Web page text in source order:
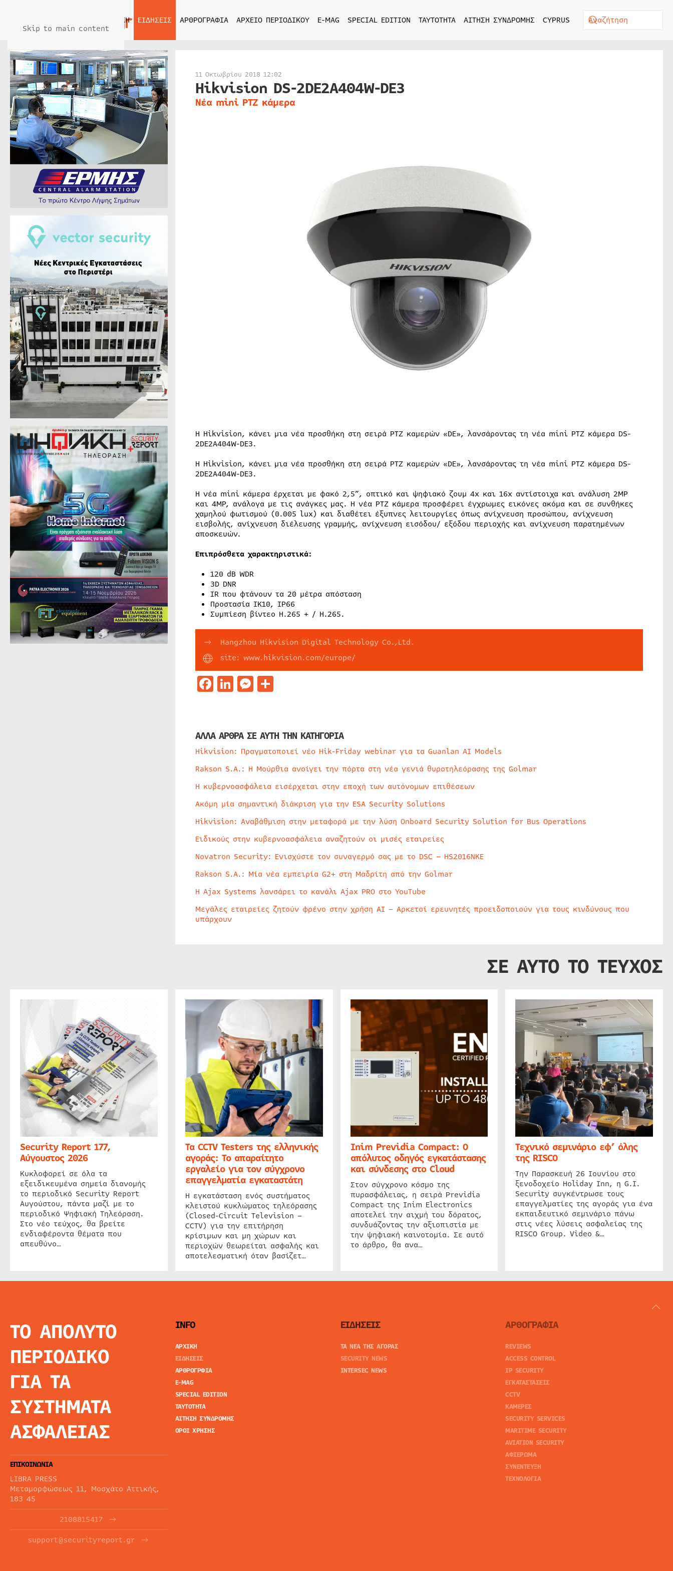
Skip to main content
ΑΡΧΙΚΗ ΕΙΔΗΣΕΙΣ ΑΡΘΡΟΓΡΑΦΙΑ ΑΡΧΕΙΟ ΠΕΡΙΟΔΙΚΟΥ E-MAG SPECIAL EDITION ΤΑΥΤΟΤΗΤΑ ΑΙΤΗΣΗ ΣΥΝΔΡΟΜΗΣ CYPRUS
11 Οκτωβρίου 2018 12:02
Hikvision DS-2DE2A404W-DE3
Νέα mini PTZ κάμερα
Η Hikvision, κάνει μια νέα προσθήκη στη σειρά PTZ καμερών «DE», λανσάροντας τη νέα mini PTZ κάμερα DS-
2DE2A404W-DE3.
Η Hikvision, κάνει μια νέα προσθήκη στη σειρά PTZ καμερών «DE», λανσάροντας τη νέα mini PTZ κάμερα DS-
2DE2A404W-DE3.
Η νέα mini κάμερα έρχεται με φακό 2,5”, οπτικό και ψηφιακό ζουμ 4x και 16x αντίστοιχα και ανάλυση 2MP
και 4MP, ανάλογα με τις ανάγκες μας. Η νέα PTZ κάμερα προσφέρει έγχρωμες εικόνες ακόμα και σε συνθήκες
χαμηλού φωτισμού (0.005 lux) και διαθέτει έξυπνες λειτουργίες όπως ανίχνευση προσώπου, ανίχνευση
εισβολής, ανίχνευση διέλευσης γραμμής, ανίχνευση εισόδου/ εξόδου περιοχής και ανίχνευση παρατημένων
αποσκευών.
Επιπρόσθετα χαρακτηριστικά:
120 dB WDR
3D DNR
IR που φτάνουν τα 20 μέτρα απόσταση
Προστασία IK10, IP66
Συμπίεση βίντεο H.265 + / H.265.
Hangzhou Hikvision Digital Technology Co.,Ltd.
site: www.hikvision.com/europe/
Facebook
LinkedIn
Messenger
Μοιραστείτε
ΑΛΛΑ ΑΡΘΡΑ ΣΕ ΑΥΤΗ ΤΗΝ ΚΑΤΗΓΟΡΙΑ
Hikvision: Πραγματοποιεί νέο Hik-Friday webinar για τα Guanlan AI Models
Rakson S.A.: Η Μούρθια ανοίγει την πόρτα στη νέα γενιά θυροτηλεόρασης της Golmar
Η κυβερνοασφάλεια εισέρχεται στην εποχή των αυτόνομων επιθέσεων
Ακόμη μία σημαντική διάκριση για την ESA Security Solutions
Hikvision: Αναβάθμιση στην μεταφορά με την λύση Onboard Security Solution for Bus Operations
Ειδικούς στην κυβερνοασφάλεια αναζητούν οι μισές εταιρείες
Novatron Security: Ενισχύστε τον συναγερμό σας με το DSC – HS2016NKE
Rakson S.A.: Μία νέα εμπειρία G2+ στη Μαδρίτη από την Golmar
Η Ajax Systems λανσάρει το κανάλι Ajax PRO στο YouTube
Μεγάλες εταιρείες ζητούν φρένο στην χρήση AI – Αρκετοί ερευνητές προειδοποιούν για τους κινδύνους που
υπάρχουν
ΣΕ ΑΥΤΟ ΤΟ ΤΕΥΧΟΣ
Security Report 177,
Αύγουστος 2026
Κυκλοφορεί σε όλα τα
εξειδικευμένα σημεία διανομής
το περιοδικό Security Report
Αυγούστου, πάντα μαζί με το
περιοδικό Ψηφιακή Τηλεόραση.
Στο νέο τεύχος, θα βρείτε
ενδιαφέροντα θέματα που
απευθύνο…
Τα CCTV Testers της ελληνικής
αγοράς: Το απαραίτητο
εργαλείο για τον σύγχρονο
επαγγελματία εγκαταστάτη
Η εγκατάσταση ενός συστήματος
κλειστού κυκλώματος τηλεόρασης
(Closed-Circuit Television –
CCTV) για την επιτήρηση
κρίσιμων και μη χώρων και
περιοχών θεωρείται ασφαλής και
αποτελεσματική όταν βασίζετ…
Inim Previdia Compact: Ο
απόλυτος οδηγός εγκατάστασης
και σύνδεσης στο Cloud
Στον σύγχρονο κόσμο της
πυρασφάλειας, η σειρά Previdia
Compact της Inim Electronics
αποτελεί την αιχμή του δόρατος,
συνδυάζοντας την αξιοπιστία με
την ψηφιακή καινοτομία. Σε αυτό
το άρθρο, θα ανα…
Τεχνικό σεμινάριο εφ’ όλης
της RISCO
Την Παρασκευή 26 Ιουνίου στο
ξενοδοχείο Holiday Inn, η G.I.
Security συγκέντρωσε τους
επαγγελματίες της αγοράς για ένα
εκπαιδευτικό σεμινάριο πάνω
στις νέες λύσεις ασφαλείας της
RISCO Group. Video &…
ΤΟ ΑΠΟΛΥΤΟ
ΠΕΡΙΟΔΙΚΟ
ΓΙΑ ΤΑ
ΣΥΣΤΗΜΑΤΑ
ΑΣΦΑΛΕΙΑΣ
ΕΠΙΚΟΙΝΩΝΙΑ
LIBRA PRESS
Μεταμορφώσεως 11, Μοσχάτο Αττικής,
183 45
2108815417
support@securityreport.gr
INFO
ΑΡΧΙΚΗ
ΕΙΔΗΣΕΙΣ
ΑΡΘΡΟΓΡΦΙΑ
E-MAG
SPECIAL EDITION
ΤΑΥΤΟΤΗΤΑ
ΑΙΤΗΣΗ ΣΥΝΔΡΟΜΗΣ
ΟΡΟΙ ΧΡΗΣΗΣ
ΕΙΔΗΣΕΙΣ
ΤΑ ΝΕΑ ΤΗΣ ΑΓΟΡΑΣ
SECURITY NEWS
INTERSEC NEWS
ΑΡΘΟΓΡΑΦΙΑ
REVIEWS
ACCESS CONTROL
IP SECURITY
ΕΓΚΑΤΑΣΤΑΣΕΙΣ
CCTV
ΚΑΜΕΡΕΣ
SECURITY SERVICES
MARITIME SECURITY
AVIATION SECURITY
ΑΦΙΕΡΩΜΑ
ΣΥΝΕΝΤΕΥΞΗ
ΤΕΧΝΟΛΟΓΙΑ